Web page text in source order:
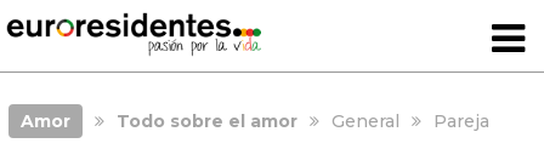
Amor Todo sobre el amor General Pareja